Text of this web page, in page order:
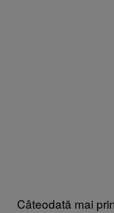
Câteodată mai